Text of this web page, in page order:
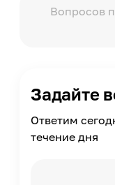
Вопросов
Задайте
Ответим
течение дня